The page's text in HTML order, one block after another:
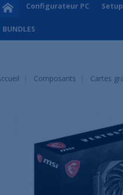
Configurateur PC
BUNDLES
Composants Cartes